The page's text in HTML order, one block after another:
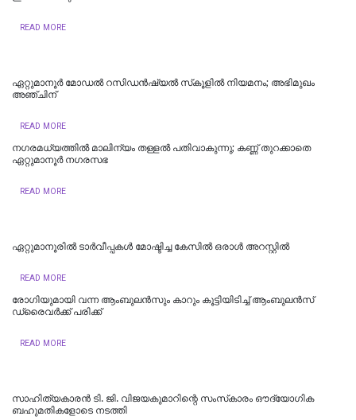
READ MORE
ഏറ്റുമാനൂർ മോഡൽ റസിഡൻഷ്യൽ സ്‌കൂളിൽ നിയമനം; അഭിമുഖം
അഞ്ചിന്
READ MORE
നഗരമധ്യത്തില്‍ മാലിന്യം തള്ളല്‍ പതിവാകുന്നു; കണ്ണ് തുറക്കാതെ
ഏറ്റുമാനൂര്‍ നഗരസഭ
READ MORE
ഏറ്റുമാനൂരില്‍ ടാർവീപ്പകൾ മോഷ്ടിച്ച കേസിൽ ഒരാൾ അറസ്റ്റിൽ
READ MORE
രോഗിയുമായി വന്ന ആംബുലൻസും കാറും കൂട്ടിയിടിച്ച് ആംബുലൻസ്
ഡ്രൈവർക്ക് പരിക്ക്
READ MORE
സാഹിത്യകാരൻ ടി. ജി. വിജയകുമാറിന്റെ സംസ്‌കാരം ഔദ്യോഗിക
ബഹുമതികളോടെ നടത്തി